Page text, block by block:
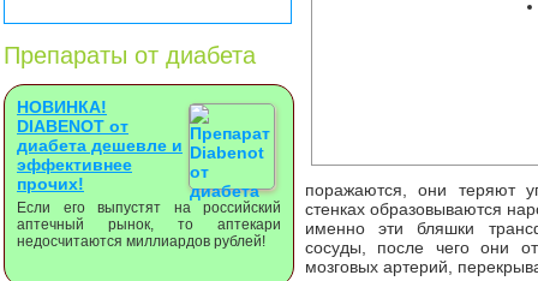
Препараты от диабета
НОВИНКА!
DIABENOT от
диабета дешевле и
эффективнее
прочих!
Если его выпустят на российский
аптечный рынок, то аптекари
недосчитаются миллиардов рублей!
поражаются, они теряют
стенках образовываются
именно эти бляшки
сосуды, после чего они
мозговых артерий,